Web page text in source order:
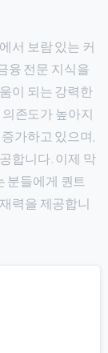
서 보람 있는 커
융 전문 지식을
이 되는 강력한
존도가 높아지
가하고 있으며,
합니다. 이제 막
분들에게 퀀트
력을 제공합니